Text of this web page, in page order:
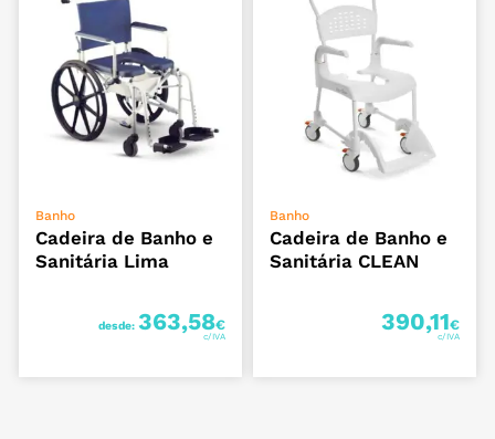
Banho
Cadeira de Banho e
Sanitária Lima
desde: 363,58€
Banho
Cadeira de Banho e
Sanitária CLEAN
390,11€